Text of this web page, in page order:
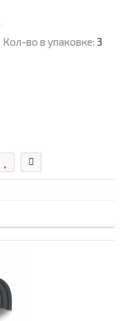
Кол-во в упаковке: 3